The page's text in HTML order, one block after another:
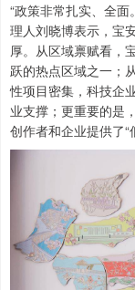
“政策非常扎实、全
理人刘晓博表示，宝
厚。从区域禀赋看，
跃的热点区域之一；
性项目密集，科技企
业支撑；更重要的是
创作者和企业提供了“